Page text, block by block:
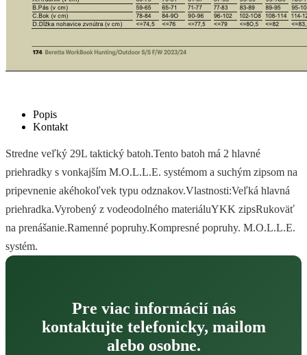
Popis
Kontakt
Stredne veľký 29L taktický batoh.Tento batoh má 2 hlavné
priehradky s vonkajším M.O.L.L.E. systémom a suchým zipsom na
pripevnenie akéhokoľvek typu odznakov.Vlastnosti:Veľká hlavná
priehradka.Vyrobený z vodeodolného materiáluYKK zipsRukoväť
na prenášanie.Ramenné popruhy.Kompresné popruhy. M.O.L.L.E.
systém.
Pre viac informácií nás
kontaktujte telefonicky, mailom
alebo osobne.